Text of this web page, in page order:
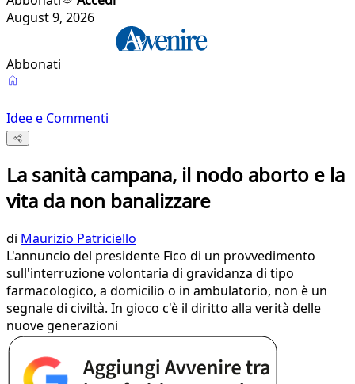
August 9, 2026
Abbonati
Idee e Commenti
La sanità campana, il nodo aborto e la
vita da non banalizzare
di Maurizio Patriciello
L'annuncio del presidente Fico di un provvedimento
sull'interruzione volontaria di gravidanza di tipo
farmacologico, a domicilio o in ambulatorio, non è un
segnale di civiltà. In gioco c'è il diritto alla verità delle
nuove generazioni